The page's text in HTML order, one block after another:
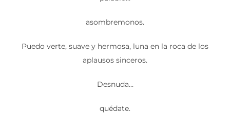
asombremonos.
Puedo verte, suave y hermosa, luna en la roca de los
aplausos sinceros.
Desnuda…
quédate.